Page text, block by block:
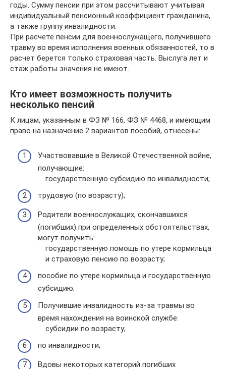
годы. Сумму пенсии при этом рассчитывают учитывая
индивидуальный пенсионный коэффициент гражданина,
а также группу инвалидности.
При расчете пенсии для военнослужащего, получившего
травму во время исполнения военных обязанностей, то в
расчет берется только страховая часть. Выслуга лет и
стаж работы значения не имеют.
Кто имеет возможность получить
несколько пенсий
К лицам, указанным в ФЗ № 166, ФЗ № 4468, и имеющим
право на назначение 2 вариантов пособий, отнесены:
Участвовавшие в Великой Отечественной войне,
получающие:
государственную субсидию по инвалидности;
трудовую (по возрасту);
Родители военнослужащих, скончавшихся
(погибших) при определенных обстоятельствах,
могут получить:
государственную помощь по утере кормильца
и страховую пенсию по возрасту;
пособие по утере кормильца и государственную
субсидию;
Получившие инвалидность из-за травмы во
время нахождения на воинской службе:
субсидии по возрасту;
по инвалидности;
Вдовы некоторых категорий погибших